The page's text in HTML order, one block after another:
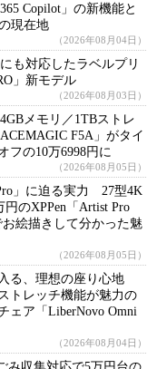
Copilot」の新機能と
現在地
（2026年08月04日）
も対応したラベルプリ
」新モデル
（2026年08月03日）
メモリ／1TBストレ
F5A」がタイ
フの10万6998円に
（2026年08月05日）
」に迫る実力 27型4K
円のXPPen「Artist Pro
お絵描きして分かった魅
（2026年08月05日）
る、理想の座り心地
トレッチ機能が魅力の
ェア「LiberNovo Omni
（2026年08月04日）